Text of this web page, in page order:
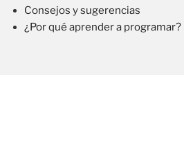
Consejos y sugerencias
¿Por qué aprender a programar?